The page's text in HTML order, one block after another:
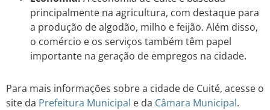
principalmente na agricultura, com destaque para
a produção de algodão, milho e feijão. Além disso,
o comércio e os serviços também têm papel
importante na geração de empregos na cidade.
Para mais informações sobre a cidade de Cuité, acesse o
site da Prefeitura Municipal e da Câmara Municipal.